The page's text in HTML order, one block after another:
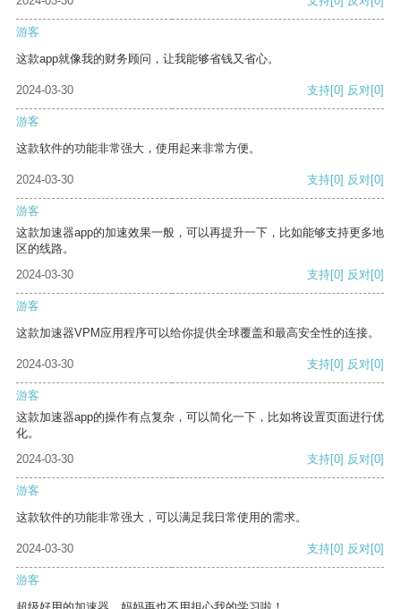
游客
这款app就像我的财务顾问，让我能够省钱又省心。
2024-03-30 支持[0] 反对[0]
游客
这款软件的功能非常强大，使用起来非常方便。
2024-03-30 支持[0] 反对[0]
游客
这款加速器app的加速效果一般，可以再提升一下，比如能够支持更多地
区的线路。
2024-03-30
支持[0] 反对[0]
游客
这款加速器VPM应用程序可以给你提供全球覆盖和最高安全性的连接。
2024-03-30 支持[0] 反对[0]
游客
这款加速器app的操作有点复杂，可以简化一下，比如将设置页面进行优
化。
2024-03-30
支持[0] 反对[0]
游客
这款软件的功能非常强大，可以满足我日常使用的需求。
2024-03-30 支持[0] 反对[0]
游客